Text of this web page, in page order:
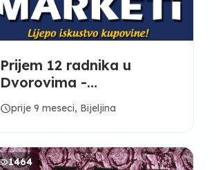
Prijem 12 radnika u
Dvorovima -
„Zvorničanka“ d.o.o.
scheduleprije 9 meseci, Bijeljina
1464